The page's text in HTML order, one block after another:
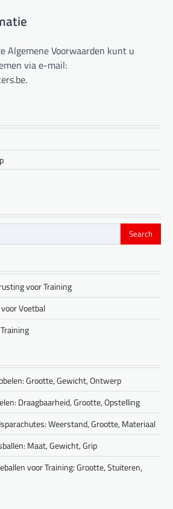
Algemene Voorwaarden kunt u
via e-mail:
.
voor Training
Voetbal
Grootte, Gewicht, Ontwerp
Draagbaarheid, Grootte, Opstelling
Weerstand, Grootte, Materiaal
Maat, Gewicht, Grip
voor Training: Grootte, Stuiteren,